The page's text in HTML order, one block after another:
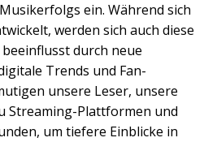
ein. Während sich
werden sich auch diese
durch neue
Trends und Fan-
unsere Leser, unsere
Streaming-Plattformen und
um tiefere Einblicke in